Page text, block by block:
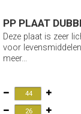
PP PLAAT
Deze plaat is zeer
voor
meer...